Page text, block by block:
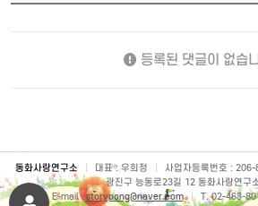
등록된 댓글이 없습
동화사랑연구소 대표 : 우희정 사업자등록번호 :
광진구 능동로23길 12 동화사랑연구
E-mail : storypong@naver.com | T. 02-463-